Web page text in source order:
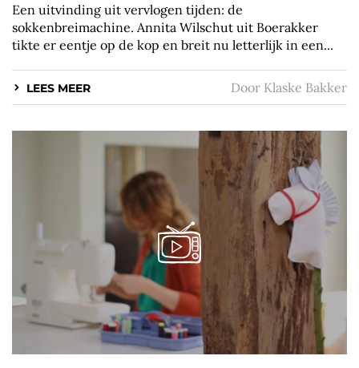
Een uitvinding uit vervlogen tijden: de
sokkenbreimachine. Annita Wilschut uit Boerakker
tikte er eentje op de kop en breit nu letterlijk in een...
LEES MEER Door Klaske Bakker